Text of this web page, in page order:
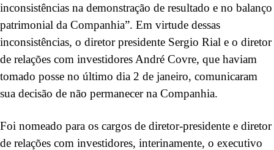
inconsistências na demonstração de resultado e no balanço
patrimonial da Companhia”. Em virtude dessas
inconsistências, o diretor presidente Sergio Rial e o diretor
de relações com investidores André Covre, que haviam
tomado posse no último dia 2 de janeiro, comunicaram
sua decisão de não permanecer na Companhia.
Foi nomeado para os cargos de diretor-presidente e diretor
de relações com investidores, interinamente, o executivo